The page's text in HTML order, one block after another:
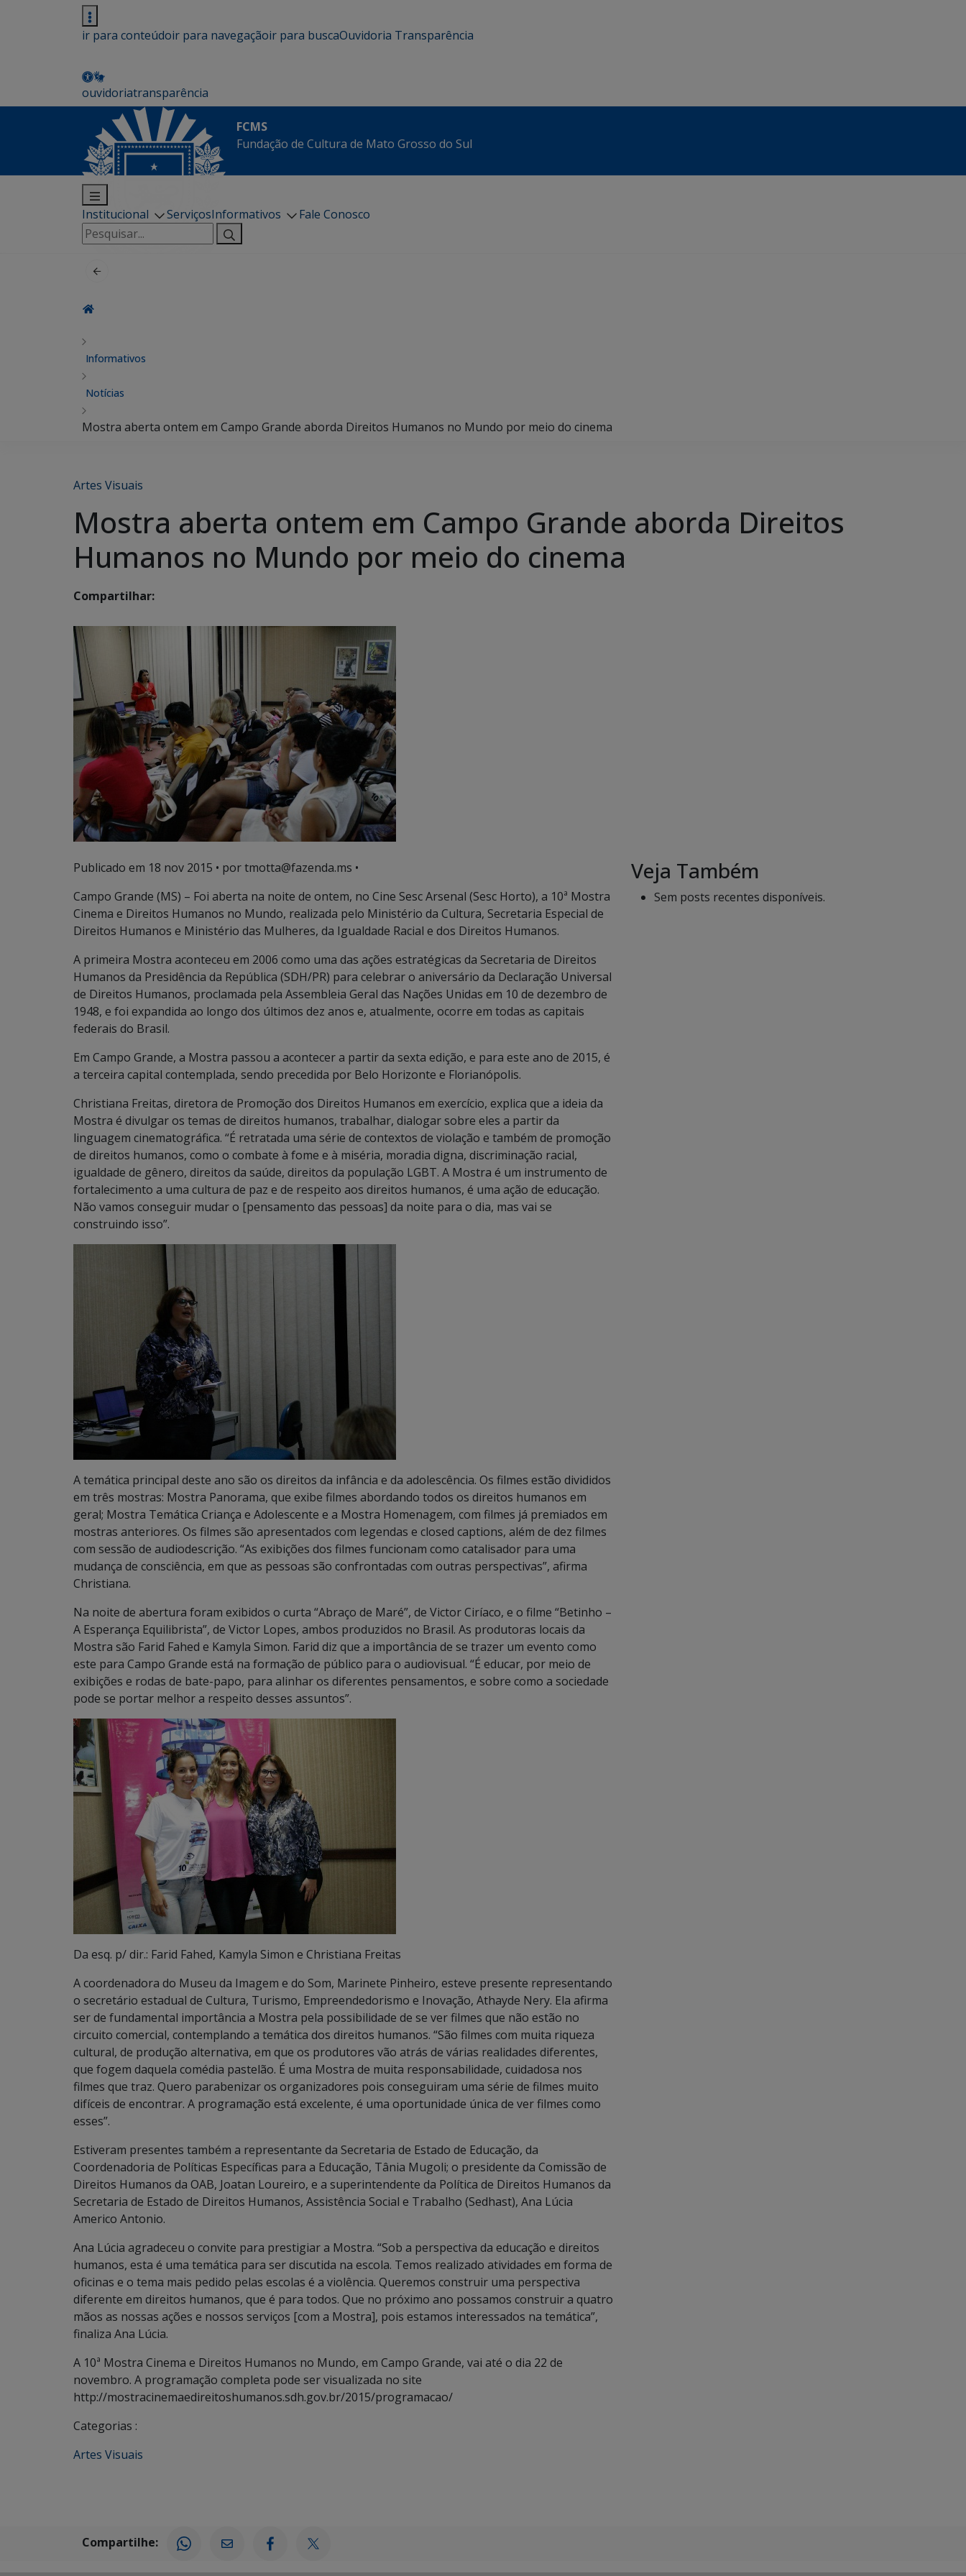
ir para conteúdoir para navegaçãoir para buscaOuvidoria Transparência
ouvidoriatransparência
FCMS
Fundação de Cultura de Mato Grosso do Sul
Institucional ServiçosInformativos
Fale Conosco
Pesquisar
por:
Informativos
Notícias
Mostra aberta ontem em Campo Grande aborda Direitos Humanos no Mundo por meio do cinema
Artes Visuais
Mostra aberta ontem em Campo Grande aborda Direitos
Humanos no Mundo por meio do cinema
Compartilhar:
Publicado em 18 nov 2015 • por tmotta@fazenda.ms •
Campo Grande (MS) – Foi aberta na noite de ontem, no Cine Sesc Arsenal (Sesc Horto), a 10ª Mostra
Cinema e Direitos Humanos no Mundo, realizada pelo Ministério da Cultura, Secretaria Especial de
Direitos Humanos e Ministério das Mulheres, da Igualdade Racial e dos Direitos Humanos.
A primeira Mostra aconteceu em 2006 como uma das ações estratégicas da Secretaria de Direitos
Humanos da Presidência da República (SDH/PR) para celebrar o aniversário da Declaração Universal
de Direitos Humanos, proclamada pela Assembleia Geral das Nações Unidas em 10 de dezembro de
1948, e foi expandida ao longo dos últimos dez anos e, atualmente, ocorre em todas as capitais
federais do Brasil.
Em Campo Grande, a Mostra passou a acontecer a partir da sexta edição, e para este ano de 2015, é
a terceira capital contemplada, sendo precedida por Belo Horizonte e Florianópolis.
Christiana Freitas, diretora de Promoção dos Direitos Humanos em exercício, explica que a ideia da
Mostra é divulgar os temas de direitos humanos, trabalhar, dialogar sobre eles a partir da
linguagem cinematográfica. “É retratada uma série de contextos de violação e também de promoção
de direitos humanos, como o combate à fome e à miséria, moradia digna, discriminação racial,
igualdade de gênero, direitos da saúde, direitos da população LGBT. A Mostra é um instrumento de
fortalecimento a uma cultura de paz e de respeito aos direitos humanos, é uma ação de educação.
Não vamos conseguir mudar o [pensamento das pessoas] da noite para o dia, mas vai se
construindo isso”.
A temática principal deste ano são os direitos da infância e da adolescência. Os filmes estão divididos
em três mostras: Mostra Panorama, que exibe filmes abordando todos os direitos humanos em
geral; Mostra Temática Criança e Adolescente e a Mostra Homenagem, com filmes já premiados em
mostras anteriores. Os filmes são apresentados com legendas e closed captions, além de dez filmes
com sessão de audiodescrição. “As exibições dos filmes funcionam como catalisador para uma
mudança de consciência, em que as pessoas são confrontadas com outras perspectivas”, afirma
Christiana.
Na noite de abertura foram exibidos o curta “Abraço de Maré”, de Victor Ciríaco, e o filme “Betinho –
A Esperança Equilibrista”, de Victor Lopes, ambos produzidos no Brasil. As produtoras locais da
Mostra são Farid Fahed e Kamyla Simon. Farid diz que a importância de se trazer um evento como
este para Campo Grande está na formação de público para o audiovisual. “É educar, por meio de
exibições e rodas de bate-papo, para alinhar os diferentes pensamentos, e sobre como a sociedade
pode se portar melhor a respeito desses assuntos”.
Da esq. p/ dir.: Farid Fahed, Kamyla Simon e Christiana Freitas
A coordenadora do Museu da Imagem e do Som, Marinete Pinheiro, esteve presente representando
o secretário estadual de Cultura, Turismo, Empreendedorismo e Inovação, Athayde Nery. Ela afirma
ser de fundamental importância a Mostra pela possibilidade de se ver filmes que não estão no
circuito comercial, contemplando a temática dos direitos humanos. “São filmes com muita riqueza
cultural, de produção alternativa, em que os produtores vão atrás de várias realidades diferentes,
que fogem daquela comédia pastelão. É uma Mostra de muita responsabilidade, cuidadosa nos
filmes que traz. Quero parabenizar os organizadores pois conseguiram uma série de filmes muito
difíceis de encontrar. A programação está excelente, é uma oportunidade única de ver filmes como
esses”.
Estiveram presentes também a representante da Secretaria de Estado de Educação, da
Coordenadoria de Políticas Específicas para a Educação, Tânia Mugoli; o presidente da Comissão de
Direitos Humanos da OAB, Joatan Loureiro, e a superintendente da Política de Direitos Humanos da
Secretaria de Estado de Direitos Humanos, Assistência Social e Trabalho (Sedhast), Ana Lúcia
Americo Antonio.
Ana Lúcia agradeceu o convite para prestigiar a Mostra. “Sob a perspectiva da educação e direitos
humanos, esta é uma temática para ser discutida na escola. Temos realizado atividades em forma de
oficinas e o tema mais pedido pelas escolas é a violência. Queremos construir uma perspectiva
diferente em direitos humanos, que é para todos. Que no próximo ano possamos construir a quatro
mãos as nossas ações e nossos serviços [com a Mostra], pois estamos interessados na temática”,
finaliza Ana Lúcia.
A 10ª Mostra Cinema e Direitos Humanos no Mundo, em Campo Grande, vai até o dia 22 de
novembro. A programação completa pode ser visualizada no site
http://mostracinemaedireitoshumanos.sdh.gov.br/2015/programacao/
Categorias :
Artes Visuais
Veja Também
Sem posts recentes disponíveis.
Compartilhe: